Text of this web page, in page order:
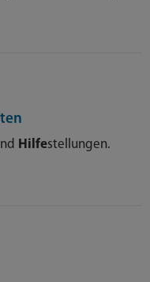
Hilfestellungen.